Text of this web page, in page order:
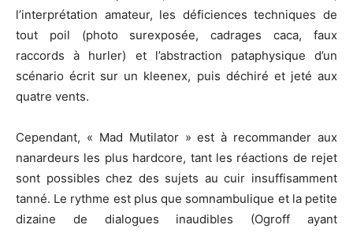
l’interprétation amateur, les déficiences techniques de
tout poil (photo surexposée, cadrages caca, faux
raccords à hurler) et l’abstraction pataphysique d’un
scénario écrit sur un kleenex, puis déchiré et jeté aux
quatre vents.
Cependant, « Mad Mutilator » est à recommander aux
nanardeurs les plus hardcore, tant les réactions de rejet
sont possibles chez des sujets au cuir insuffisamment
tanné. Le rythme est plus que somnambulique et la petite
dizaine de dialogues inaudibles (Ogroff ayant